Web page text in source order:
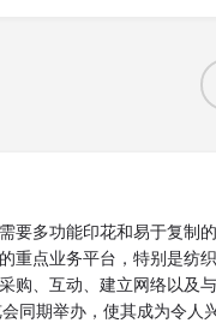
要多功能印花和易于复制
重点业务平台，特别是纺
购、互动、建立网络以及
同期举办，使其成为令人